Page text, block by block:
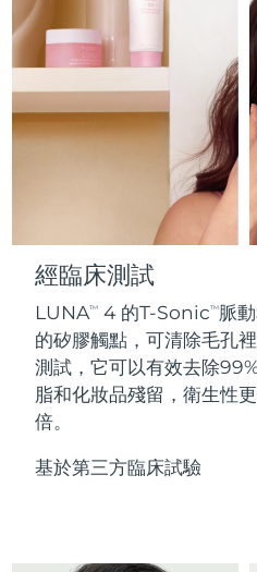
經臨床測試
LUNATM 4 的T-SonicTM脈
的矽膠觸點，可清除毛孔
測試，它可以有效去除
脂和化妝品殘留，衛生性
倍。
基於第三方臨床試驗
FAQ™護膚品
All FAQ™
FAQ™產品
All anti-aging
FAQ™護膚品
All FAQ™
FAQ™產品
All LED
FAQ™產品
All hair
FAQ™
All FAQ™
FAQ™
All toning
脫毛
PEACH™ 2
Professional
PEACH™ 2
IPL hair removal
PEACH™ 2
Travel-friendly
PEACH™
BEAR™ 2
Microcurrent
LUNA™ 4
Massaging
Firming body
ESPADA™
Recurring acne
ESPADA™ 2
Acne
ESPADA™
BEAR™ 2
Microcurrent
IRIS™ 2
Rejuvenating
眼部護膚
毛孔護理
KIWI™
Diamond
Blackhead
LUNA™ 4
2-in-1 LED
LED light
牙齒美白
NEW
issa™
Dual LED +
issa™
更多的
法國
法屬玻里尼西亞
德國
中國香港特別行政區
匈牙利
冰島
印尼
愛爾蘭